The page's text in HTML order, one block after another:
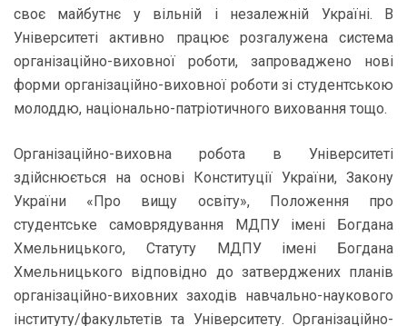
своє майбутнє у вільній і незалежній Україні. В
Університеті активно працює розгалужена система
організаційно-виховної роботи, запроваджено нові
форми організаційно-виховної роботи зі студентською
молоддю, національно-патріотичного виховання тощо.
Організаційно-виховна робота в Університеті
здійснюється на основі Конституції України, Закону
України «Про вищу освіту», Положення про
студентське самоврядування МДПУ імені Богдана
Хмельницького, Статуту МДПУ імені Богдана
Хмельницького відповідно до затверджених планів
організаційно-виховних заходів навчально-наукового
інституту/факультетів та Університету. Організаційно-